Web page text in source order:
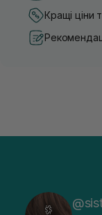
Кращі ціни